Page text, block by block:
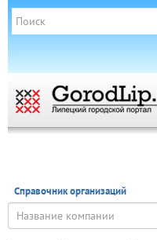
Справочник организаций